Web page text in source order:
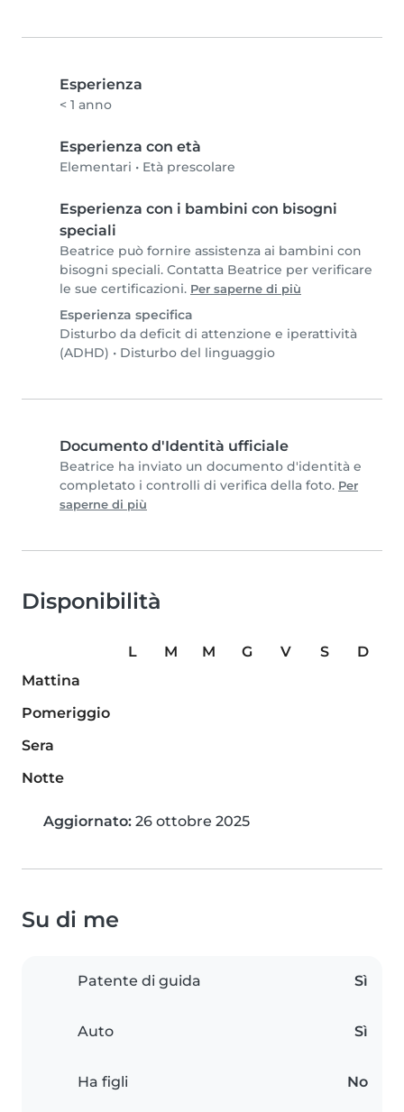
Esperienza
< 1 anno
Esperienza con età
Elementari • Età prescolare
Esperienza con i bambini con bisogni
speciali
Beatrice può fornire assistenza ai bambini con
bisogni speciali. Contatta Beatrice per verificare
le sue certificazioni. Per saperne di più
Esperienza specifica
Disturbo da deficit di attenzione e iperattività
(ADHD) • Disturbo del linguaggio
Documento d'Identità ufficiale
Beatrice ha inviato un documento d'identità e
completato i controlli di verifica della foto. Per
saperne di più
Disponibilità
L M M G V S
D
Mattina
Pomeriggio
Sera
Notte
Aggiornato: 26 ottobre 2025
Su di me
Patente di guida Sì
Auto Sì
Ha figli No